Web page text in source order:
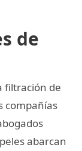
de
filtración de
compañías
abarcan